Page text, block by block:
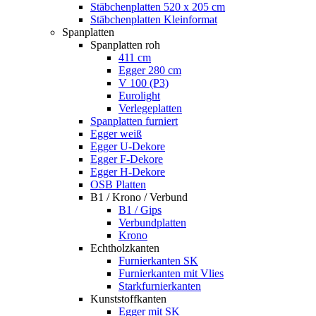
Stäbchenplatten 520 x 205 cm
Stäbchenplatten Kleinformat
Spanplatten
Spanplatten roh
411 cm
Egger 280 cm
V 100 (P3)
Eurolight
Verlegeplatten
Spanplatten furniert
Egger weiß
Egger U-Dekore
Egger F-Dekore
Egger H-Dekore
OSB Platten
B1 / Krono / Verbund
B1 / Gips
Verbundplatten
Krono
Echtholzkanten
Furnierkanten SK
Furnierkanten mit Vlies
Starkfurnierkanten
Kunststoffkanten
Egger mit SK